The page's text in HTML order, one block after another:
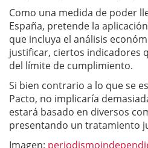
Como una medida de poder
España, pretende la
que incluya el análisis
justificar, ciertos indicadores
del límite de cumplimiento.
Si bien contrario a lo que se
Pacto, no implicaría
estará basado en diversos
presentando un tratamiento
Imagen: